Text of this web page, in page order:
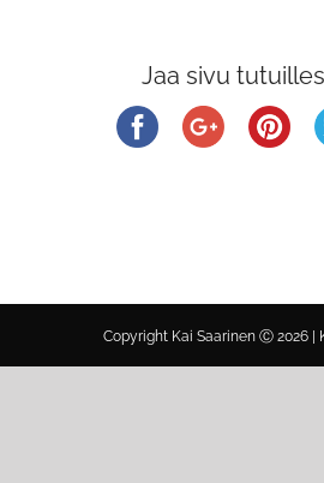
Jaa sivu
Copyright Kai Saarinen Ⓒ 2026 |